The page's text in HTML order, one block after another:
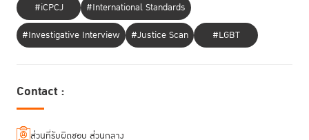
ปฏิบัติการนโยบาย หรือ Thailand Policy Lab ซึ่งเป็นหน่วยงานภายในของ
UNDP ที่ก่อตั้งร่วมกับสำนักงานสภาพัฒนาการเศรษฐกิจและสังคมแห่งชาติใน
“การฝึกอบรมเครื่องมือนวัตกรรมเชิงนโยบายและความยุติธรรมสำหรับอาจารย์
#iCPCJ
#International Standards
#Investigative Interview
#Justice Scan #LGBT
Contact :
ส่วนที่รับผิดชอบ ส่วนกลาง